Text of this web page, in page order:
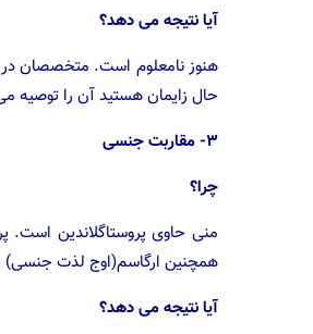
آیا نتیجه می دهد؟
هنوز نامعلوم است. متخصصان
حال زایمان هستید آن را توصیه
۳- مقاربت جنسی
چرا؟
منی حاوی پروستاگلاندین
همچنین ارگاسم(اوج لذت جنسی)
آیا نتیجه می دهد؟